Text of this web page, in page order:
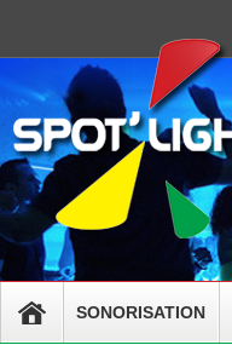
SONORISATION